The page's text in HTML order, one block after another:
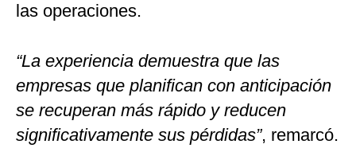
las operaciones.
“La experiencia demuestra que las
empresas que planifican con anticipación
se recuperan más rápido y reducen
significativamente sus pérdidas”, remarcó.